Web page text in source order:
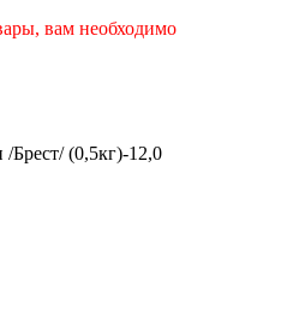
вам необходимо
Брест/ (0,5кг)-12,0